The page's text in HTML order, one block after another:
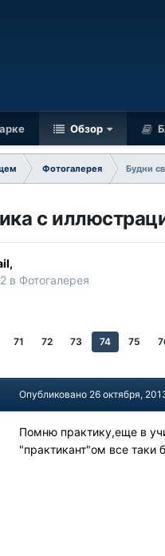
Обзор
Фотогалерея
Будни
с
,
в Фотогалерея
71 72 73 74 75
Опубликовано 26 октября,
Помню практику,еще в
"практикант"ом все таки